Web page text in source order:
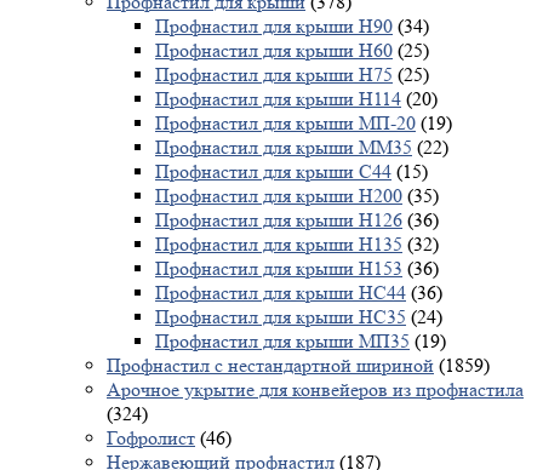
Профнастил для крыши Н90 (34)
Профнастил для крыши Н60 (25)
Профнастил для крыши Н75 (25)
Профнастил для крыши Н114 (20)
Профнастил для крыши МП-20 (19)
Профнастил для крыши ММ35 (22)
Профнастил для крыши С44 (15)
Профнастил для крыши Н200 (35)
Профнастил для крыши Н126 (36)
Профнастил для крыши Н135 (32)
Профнастил для крыши Н153 (36)
Профнастил для крыши НС44 (36)
Профнастил для крыши НС35 (24)
Профнастил для крыши МП35 (19)
Профнастил с нестандартной шириной (1859)
Арочное укрытие для конвейеров из профнастила
(324)
Гофролист (46)
Нержавеющий профнастил (187)